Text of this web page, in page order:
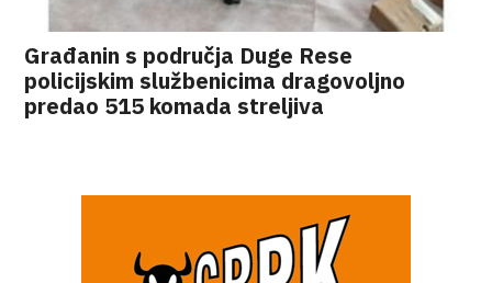
Građanin s područja Duge Rese
policijskim službenicima dragovoljno
predao 515 komada streljiva